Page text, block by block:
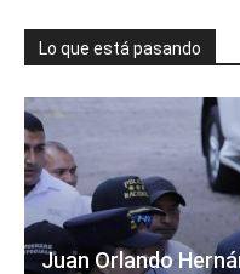
Lo que está pasando
Juan Orlando